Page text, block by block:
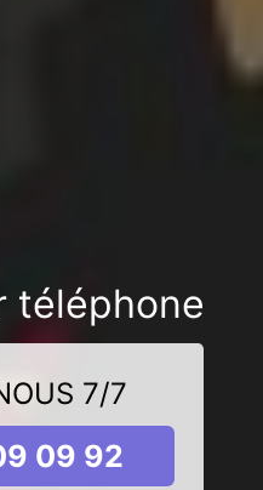
téléphone
7/7
09 92